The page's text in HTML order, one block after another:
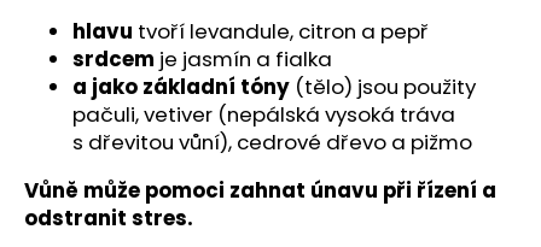
hlavu tvoří levandule, citron a pepř
srdcem je jasmín a fialka
a jako základní tóny (tělo) jsou použity
pačuli, vetiver (nepálská vysoká tráva
s dřevitou vůní), cedrové dřevo a pižmo
Vůně může pomoci zahnat únavu při řízení a
odstranit stres.
u
č
u